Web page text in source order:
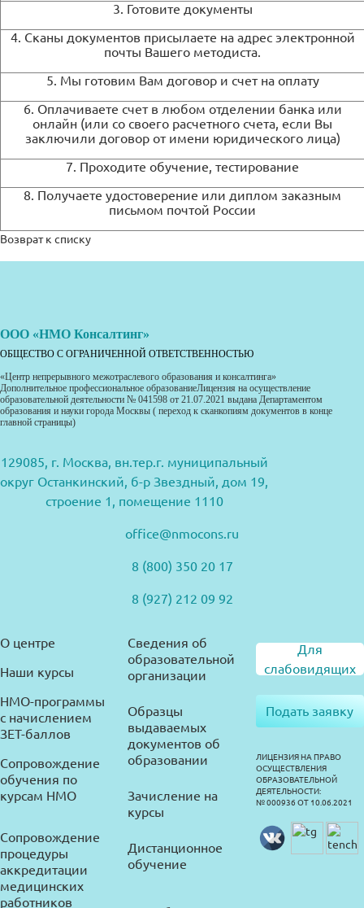
3. Готовите документы
4. Сканы документов присылаете на адрес электронной
почты Вашего методиста.
5. Мы готовим Вам договор и счет на оплату
6. Оплачиваете счет в любом отделении банка или
онлайн (или со своего расчетного счета, если Вы
заключили договор от имени юридического лица)
7. Проходите обучение, тестирование
8. Получаете удостоверение или диплом заказным
письмом почтой России
Возврат к списку
ООО «НМО Консалтинг»
ОБЩЕСТВО С ОГРАНИЧЕННОЙ ОТВЕТСТВЕННОСТЬЮ
«Центр непрерывного межотраслевого образования и консалтинга»
Дополнительное профессиональное образованиеЛицензия на осуществление
образовательной деятельности № 041598 от 21.07.2021 выдана Департаментом
образования и науки города Москвы ( переход к сканкопиям документов в конце
главной страницы)
129085, г. Москва, вн.тер.г. муниципальный
округ Останкинский, б-р Звездный, дом 19,
строение 1, помещение 1110
office@nmocons.ru
8 (800) 350 20 17
8 (927) 212 09 92
О центре
Наши курсы
НМО-программы
с начислением
ЗЕТ-баллов
Сопровождение
обучения по
курсам НМО
Сопровождение
процедуры
аккредитации
медицинских
работников
Сведения об
образовательной
организации
Образцы
выдаваемых
документов об
образовании
Зачисление на
курсы
Дистанционное
обучение
Для
слабовидящих
Подать заявку
ЛИЦЕНЗИЯ НА ПРАВО
ОСУЩЕСТВЛЕНИЯ
ОБРАЗОВАТЕЛЬНОЙ
ДЕЯТЕЛЬНОСТИ:
№ 000936 ОТ 10.06.2021